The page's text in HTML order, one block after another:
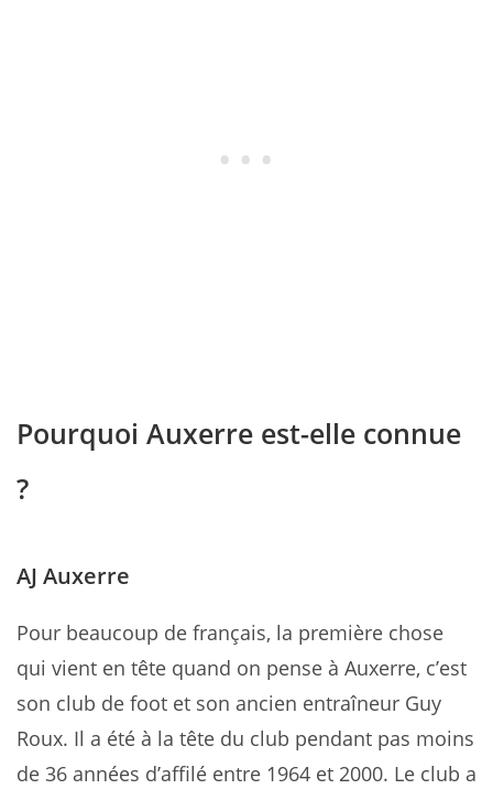
Pourquoi Auxerre est-elle connue
?
AJ Auxerre
Pour beaucoup de français, la première chose
qui vient en tête quand on pense à Auxerre, c’est
son club de foot et son ancien entraîneur Guy
Roux. Il a été à la tête du club pendant pas moins
de 36 années d’affilé entre 1964 et 2000. Le club a